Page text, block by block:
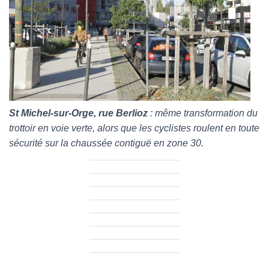
St Michel-sur-Orge, rue Berlioz : même transformation du
trottoir en voie verte, alors que les cyclistes roulent en toute
sécurité sur la chaussée contiguë en zone 30.